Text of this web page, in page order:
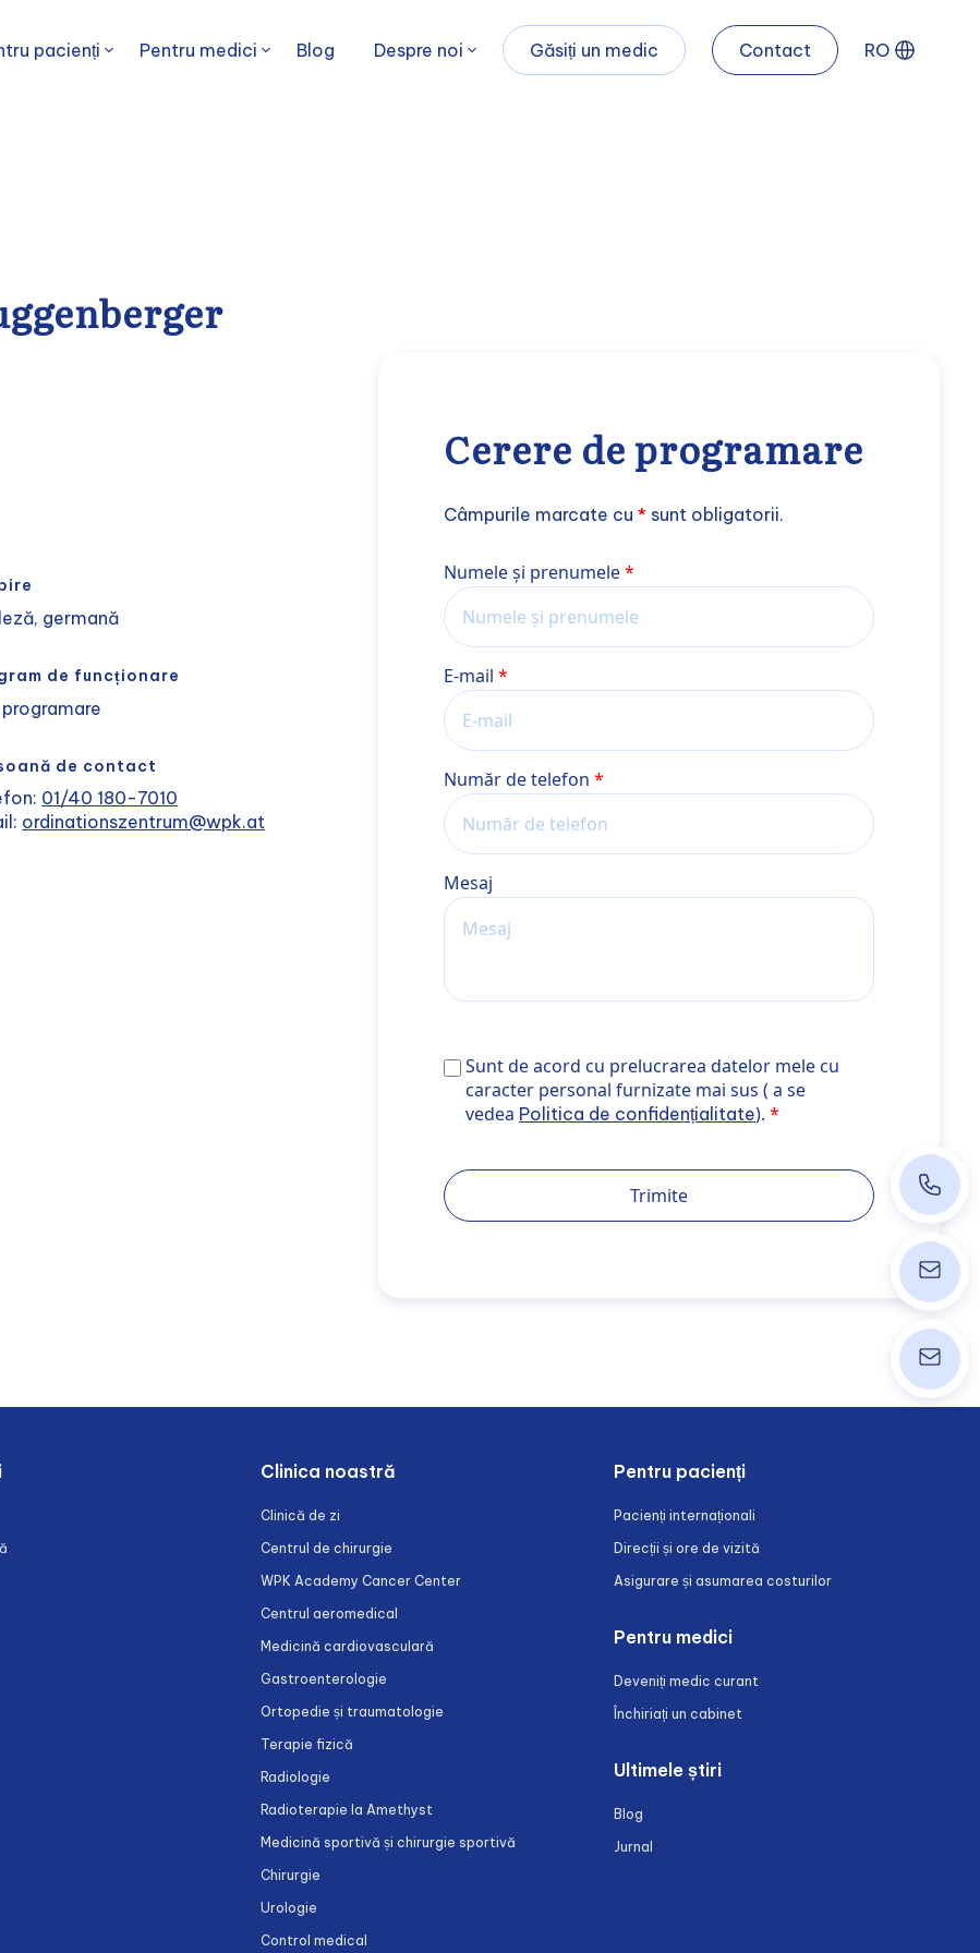
pacienți Pentru medici Blog Despre noi Găsiți un medic Contact RO
germană
de funcționare
programare
de contact
01/40 180-7010
ordinationszentrum@wpk.at
Cerere de programare
Câmpurile marcate cu *sunt obligatorii.
Nume și prenume
Numele și prenumele
E-mail
Număr de telefon
Mesaj
Sunt de acord cu prelucrarea datelor mele cu caracter
target="_blank" rel="noopener noreferrer">Politica de
Sunt de acord cu prelucrarea datelor mele cu
caracter personal furnizate mai sus ( a se
vedea Politica de confidențialitate).
Trimite
Clinica noastră
Clinică de zi
Centrul de chirurgie
WPK Academy Cancer Center
Centrul aeromedical
Medicină cardiovasculară
Gastroenterologie
Ortopedie și traumatologie
Terapie fizică
Radiologie
Radioterapie la Amethyst
Medicină sportivă și chirurgie sportivă
Chirurgie
Urologie
Control medical
Pentru pacienți
Pacienți internaționali
Direcții și ore de vizită
Asigurare și asumarea costurilor
Pentru medici
Deveniți medic curant
Închiriați un cabinet
Ultimele știri
Blog
Jurnal
+40 374